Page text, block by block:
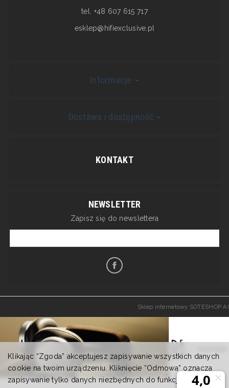
tel. +48 607 615 717
esklep@hifiexclusive.pl
Informacje
Dostawa i dostępność
KONTAKT
NEWSLETTER
Zapisz się do newslettera
Sklep internetowy SOTESHOP AI
Klikając “Zgoda” akceptujesz zapisywanie wszystkich danych
cookie na twoim urządzeniu. Kliknięcie “Odmowa” oznacza
zapisywanie tylko danych niezbędnych do funkcjonowania